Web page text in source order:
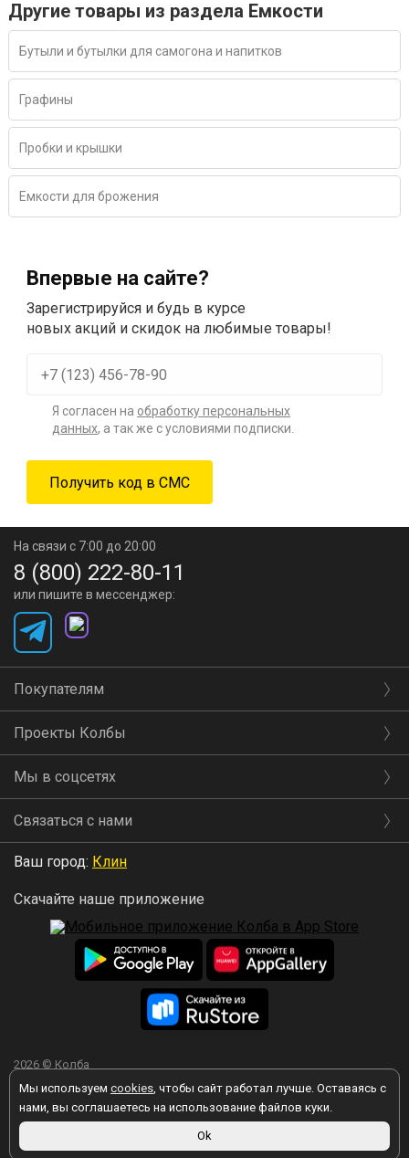
Другие товары из раздела Емкости
Бутыли и бутылки для самогона и напитков
Графины
Пробки и крышки
Емкости для брожения
Впервые на сайте?
Зарегистрируйся и будь в курсе
новых акций и скидок на любимые товары!
Я согласен на обработку персональных
данных, а так же с условиями подписки.
Мы используем cookies, чтобы сайт работал лучше. Оставаясь с
нами, вы соглашаетесь на использование файлов куки.
Ok
На связи с 7:00 до 20:00
8 (800) 222-80-11
или пишите в мессенджер:
Покупателям
Проекты Колбы
Мы в соцсетях
Связаться с нами
Ваш город: Клин
Скачайте наше приложение
2026 © Колба
Вы принимаете условия политики в отношении обработки
персональных данных